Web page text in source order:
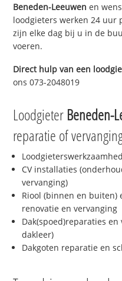
Beneden-Leeuwen en
loodgieters werken 24 uur
zijn elke dag bij u in de
voeren.
Direct hulp van een
ons 073-2048019
Loodgieter Beneden-
reparatie of
CV installaties
vervanging)
Riool (binnen en buiten)
renovatie en vervanging
Dak(spoed)reparaties
dakleer)
Dakgoten reparatie en